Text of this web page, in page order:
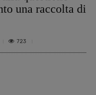
una raccolta di
723